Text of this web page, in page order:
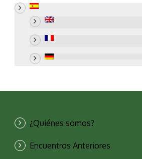
¿Quiénes somos?
Encuentros Anteriores